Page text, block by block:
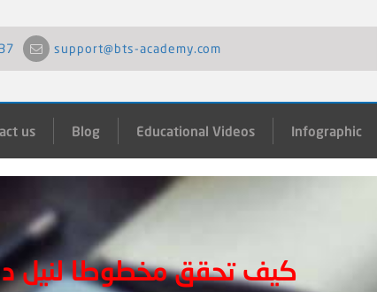
support@bts-academy.com
us Blog Educational Videos Infographic
كيف تحقق مخطوطا لنيل